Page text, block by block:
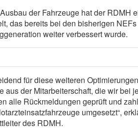
der Fahrzeuge hat der RDMH
das bereits bei den bisherigen
weiter verbessert wurde.
für diese weiteren
aus der Mitarbeiterschaft, die wir bei
alle Rückmeldungen geprüft und
umgesetzt“,
des RDMH.